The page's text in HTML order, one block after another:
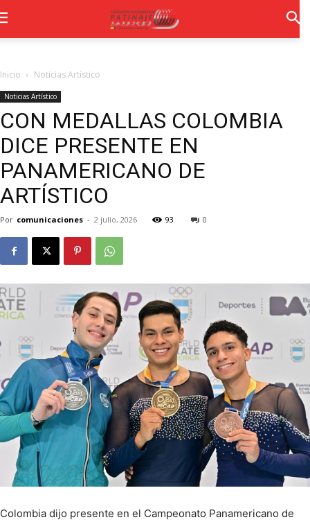
Inicio Noticias Artístico
Noticias Artístico
CON MEDALLAS COLOMBIA
DICE PRESENTE EN
PANAMERICANO DE
ARTÍSTICO
Por comunicaciones - 2 julio, 2026 93 0
Colombia dijo presente en el Campeonato Panamericano de